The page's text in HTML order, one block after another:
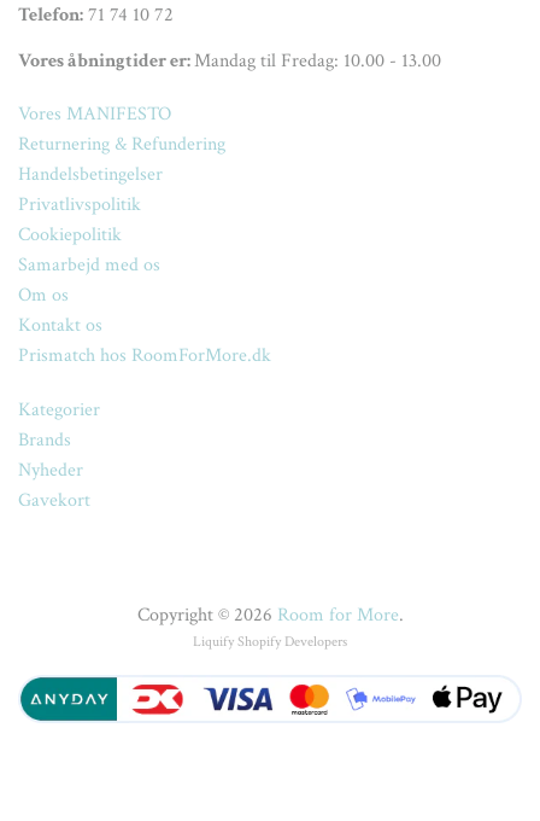
Telefon:71 74 10 72
Vores åbningtider er:Mandag til Fredag: 10.00 - 13.00
Vores MANIFESTO
Returnering & Refundering
Handelsbetingelser
Privatlivspolitik
Cookiepolitik
Samarbejd med os
Om os
Kontakt os
Prismatch hos RoomForMore.dk
Kategorier
Brands
Nyheder
Gavekort
Copyright © 2026 Room for More.
Liquify Shopify Developers